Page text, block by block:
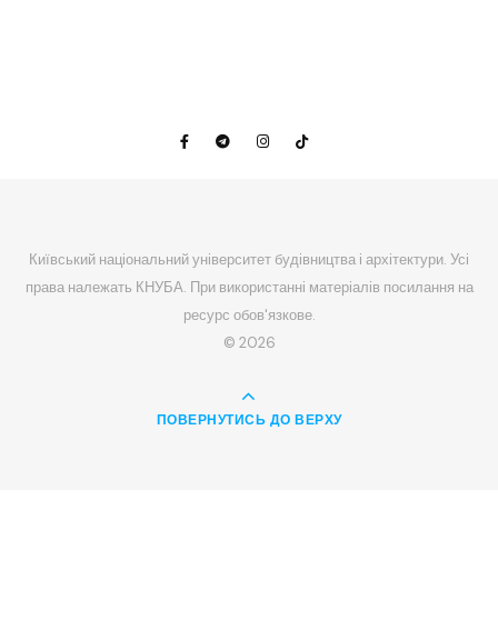
Київський національний університет будівництва і архітектури. Усі
права належать КНУБА. При використанні матеріалів посилання на
ресурс обов'язкове.
© 2026
ПОВЕРНУТИСЬ ДО ВЕРХУ